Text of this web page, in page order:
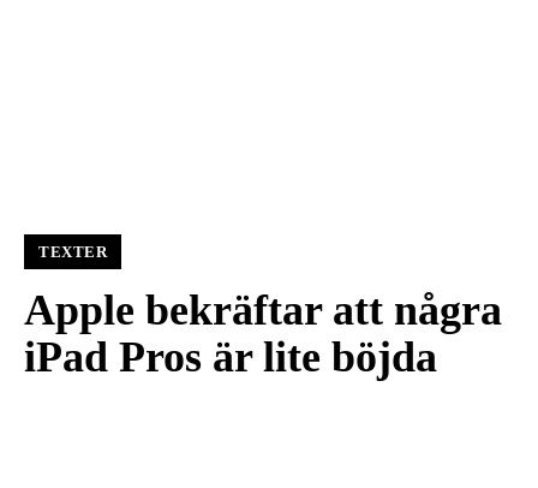
TEXTER
Apple bekräftar att några
iPad Pros är lite böjda